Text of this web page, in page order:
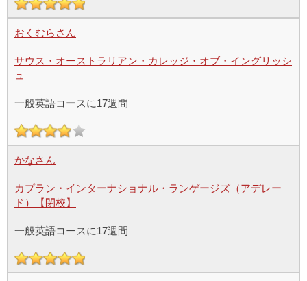
おくむらさん
サウス・オーストラリアン・カレッジ・オブ・イングリッシ
ュ
一般英語コースに17週間
かなさん
カプラン・インターナショナル・ランゲージズ（アデレー
ド）【閉校】
一般英語コースに17週間